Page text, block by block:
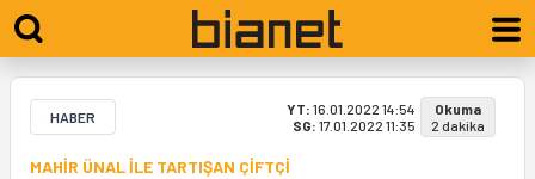
HABER YT: 16.01.2022 14:54
SG: 17.01.2022 11:35
Okuma
2 dakika
MAHİR ÜNAL İLE TARTIŞAN ÇİFTÇİ